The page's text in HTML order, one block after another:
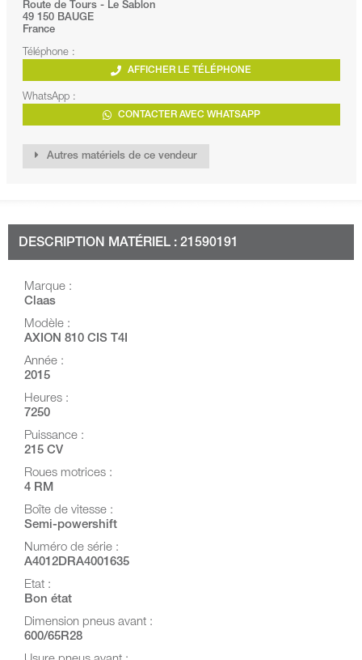
Route de Tours - Le Sablon
49 150 BAUGE
France
Téléphone :
AFFICHER LE TÉLÉPHONE
WhatsApp :
CONTACTER AVEC WHATSAPP
Autres matériels de ce vendeur
DESCRIPTION MATÉRIEL : 21590191
Marque :
Claas
Modèle :
AXION 810 CIS T4I
Année :
2015
Heures :
7250
Puissance :
215 CV
Roues motrices :
4 RM
Boîte de vitesse :
Semi-powershift
Numéro de série :
A4012DRA4001635
Etat :
Bon état
Dimension pneus avant :
600/65R28